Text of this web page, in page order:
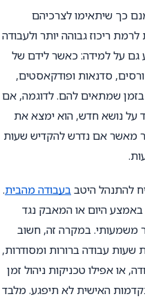
כך שיתאימו לצרכיהם
ריכוז גבוהה יותר ולעבודה
גם על למידה: כאשר לידם של
סדנאות ופודקאסטים,
בזמן שמתאים להם. לדוגמה, אם
על נושא חדש, הוא ימצא את
מאשר אם נדרש להקדיש שעות
להתנהל היטבבעבודה מהבית.
באמצע היום או המאבק נגד
משמעותי. במקרה זה, חשוב
שעות עבודה ברורות ומסודרות,
או אפילו טכניקות ניהול זמן
האישית לא תיפגע. מלבד